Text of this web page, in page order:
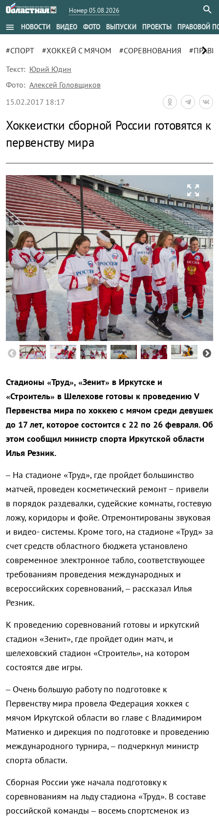
Номер 05.08.2026
menu НОВОСТИ ВИДЕО ФОТО ВЫПУСКИ ПРОЕКТЫ ПРАВОВОЙ
#СПОРТ #ХОККЕЙ С МЯЧОМ #СОРЕВНОВАНИЯ chevron_right
Текст: Юрий Юдин
Фото: Алексей Головщиков
15.02.2017 18:17
Хоккеистки сборной России готовятся к
первенству мира
zoom_out_map
Стадионы «Труд», «Зенит» в Иркутске и
«Строитель» в Шелехове готовы к проведению V
Первенства мира по хоккею с мячом среди девушек
до 17 лет, которое состоится с 22 по 26 февраля. Об
этом сообщил министр спорта Иркутской области
Илья Резник.
– На стадионе «Труд», где пройдет большинство
матчей, проведен косметический ремонт − привели
в порядок раздевалки, судейские комнаты, гостевую
ложу, коридоры и фойе. Отремонтированы звуковая
и видео- системы. Кроме того, на стадионе «Труд» за
счет средств областного бюджета установлено
современное электронное табло, соответствующее
требованиям проведения международных и
всероссийских соревнований, – рассказал Илья
Резник.
К проведению соревнований готовы и иркутский
стадион «Зенит», где пройдет один матч, и
шелеховский стадион «Строитель», на котором
состоятся две игры.
– Очень большую работу по подготовке к
Первенству мира провела Федерация хоккея с
мячом Иркутской области во главе с Владимиром
Матиенко и дирекция по подготовке и проведению
международного турнира, – подчеркнул министр
спорта области.
Сборная России уже начала подготовку к
соревнованиям на льду стадиона «Труд». В составе
российской команды – восемь спортсменок из